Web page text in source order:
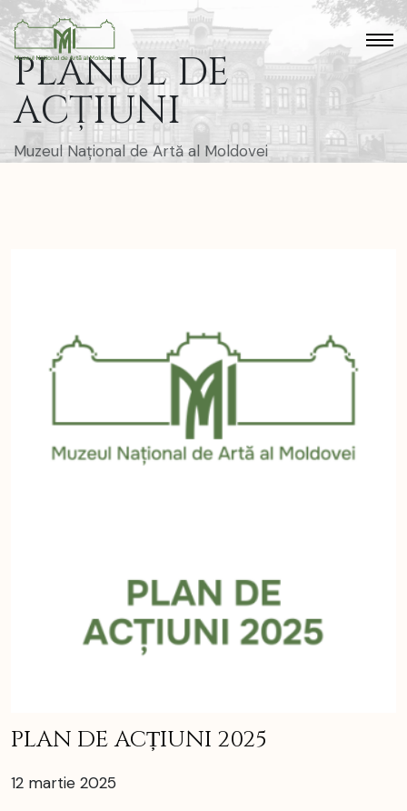
PLANUL DE
ACȚIUNI
Muzeul Național de Artă al Moldovei
PLAN DE ACȚIUNI 2025
12 martie 2025